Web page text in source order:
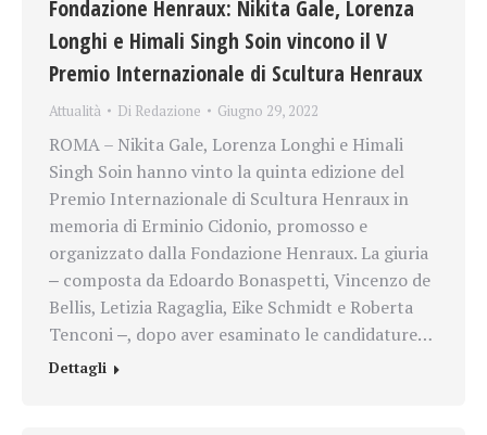
Fondazione Henraux: Nikita Gale, Lorenza
Longhi e Himali Singh Soin vincono il V
Premio Internazionale di Scultura Henraux
Attualità Di Redazione Giugno 29, 2022
ROMA – Nikita Gale, Lorenza Longhi e Himali
Singh Soin hanno vinto la quinta edizione del
Premio Internazionale di Scultura Henraux in
memoria di Erminio Cidonio, promosso e
organizzato dalla Fondazione Henraux. La giuria
‒ composta da Edoardo Bonaspetti, Vincenzo de
Bellis, Letizia Ragaglia, Eike Schmidt e Roberta
Tenconi ‒, dopo aver esaminato le candidature…
Dettagli